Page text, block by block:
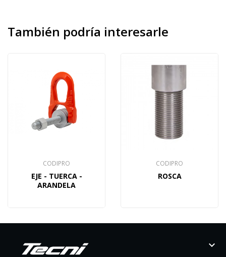
También podría interesarle
CODIPRO
EJE - TUERCA -
ARANDELA
CODIPRO
ROSCA
keyboard_arrow_down